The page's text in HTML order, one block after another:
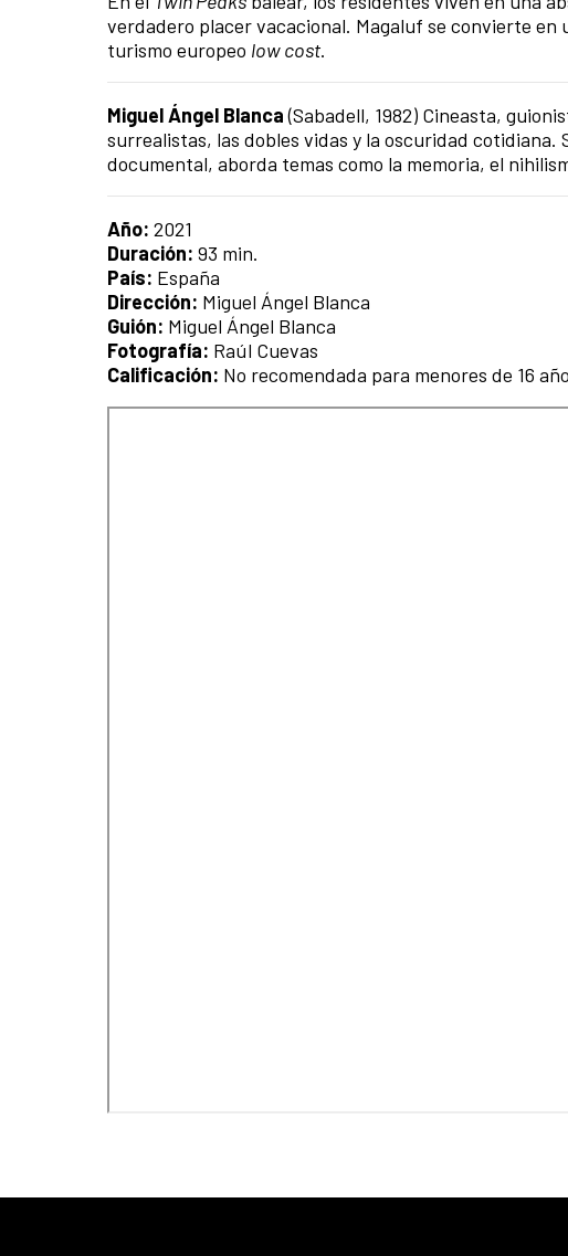
verdadero placer vacacional. Magaluf se convierte
turismo europeo low cost.
Miguel Ángel Blanca(Sabadell, 1982) Cineasta,
surrealistas, las dobles vidas y la oscuridad
documental, aborda temas como la memoria, el
Año: 2021
Duración: 93 min.
País: España
Dirección: Miguel Ángel Blanca
Guión: Miguel Ángel Blanca
Fotografía: Raúl Cuevas
Calificación: No recomendada para menores de 16